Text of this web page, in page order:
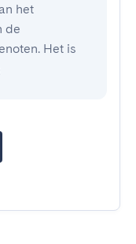
het
de
Het is